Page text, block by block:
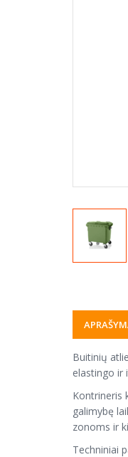
Buitinių
elastingo ir
Kontrineris
galimybę
zonoms ir
Techniniai